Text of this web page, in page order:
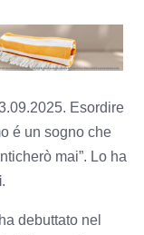
Esordire
é un sogno che
mai”. Lo ha
.
debuttato nel